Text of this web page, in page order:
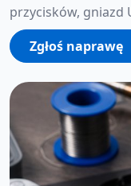
przycisków, gniazd
Zgłoś naprawę